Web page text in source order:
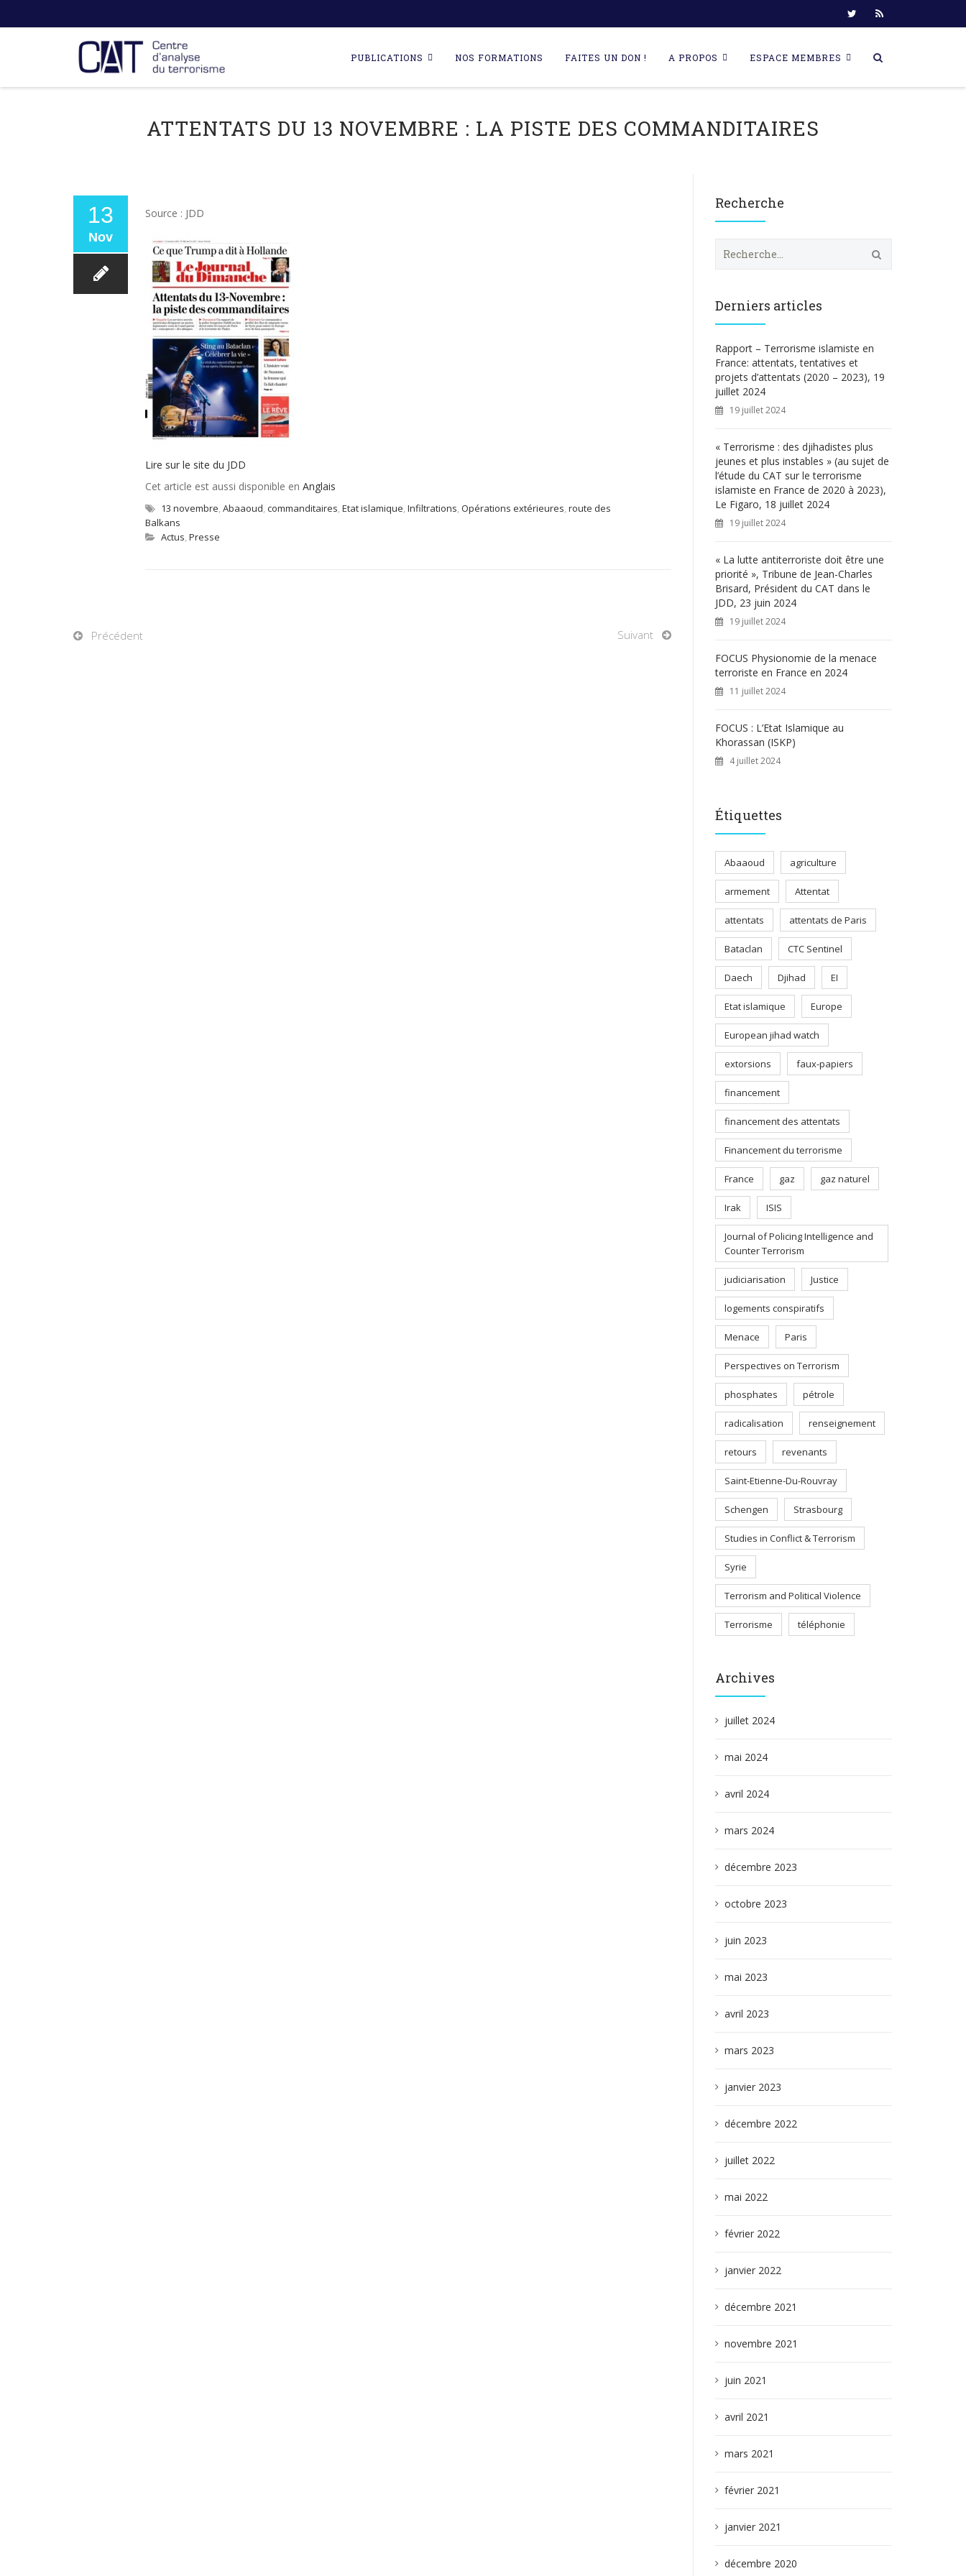
content
PUBLICATIONS NOS FORMATIONS FAITES UN DON ! A PROPOS ESPACE MEMBRES
ATTENTATS DU 13 NOVEMBRE : LA PISTE DES COMMANDITAIRES
13
Nov
Source : JDD
Lire sur le site du JDD
Cet article est aussi disponible en Anglais
13 novembre, Abaaoud, commanditaires, Etat islamique, Infiltrations, Opérations extérieures, route des
Balkans
Actus, Presse
Précédent Suivant
Recherche
e
h
e
r
:
Derniers articles
Rapport – Terrorisme islamiste en
France: attentats, tentatives et
projets d’attentats (2020 – 2023), 19
juillet 2024
19 juillet 2024
« Terrorisme : des djihadistes plus
jeunes et plus instables » (au sujet de
l’étude du CAT sur le terrorisme
islamiste en France de 2020 à 2023),
Le Figaro, 18 juillet 2024
19 juillet 2024
« La lutte antiterroriste doit être une
priorité », Tribune de Jean-Charles
Brisard, Président du CAT dans le
JDD, 23 juin 2024
19 juillet 2024
FOCUS Physionomie de la menace
terroriste en France en 2024
11 juillet 2024
FOCUS : L’Etat Islamique au
Khorassan (ISKP)
4 juillet 2024
Étiquettes
Abaaoud agriculture
armement Attentat
attentats attentats de Paris
Bataclan CTC Sentinel
Daech Djihad EI
Etat islamique Europe
European jihad watch
extorsions faux-papiers
financement
financement des attentats
Financement du terrorisme
France gaz gaz naturel
Irak ISIS
Journal of Policing Intelligence and
Counter Terrorism
judiciarisation Justice
logements conspiratifs
Menace Paris
Perspectives on Terrorism
phosphates pétrole
radicalisation renseignement
retours revenants
Saint-Etienne-Du-Rouvray
Schengen Strasbourg
Studies in Conflict & Terrorism
Syrie
Terrorism and Political Violence
Terrorisme téléphonie
Archives
juillet 2024
mai 2024
avril 2024
mars 2024
décembre 2023
octobre 2023
juin 2023
mai 2023
avril 2023
mars 2023
janvier 2023
décembre 2022
juillet 2022
mai 2022
février 2022
janvier 2022
décembre 2021
novembre 2021
juin 2021
avril 2021
mars 2021
février 2021
janvier 2021
décembre 2020